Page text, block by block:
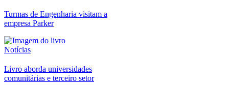
Turmas de Engenharia visitam a
empresa Parker
Notícias
Livro aborda universidades
comunitárias e terceiro setor